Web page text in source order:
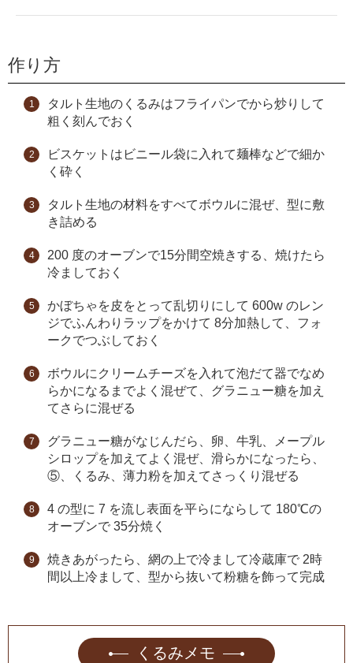
作り方
タルト生地のくるみはフライパンでから炒りして
粗く刻んでおく
ビスケットはビニール袋に入れて麺棒などで細か
く砕く
タルト生地の材料をすべてボウルに混ぜ、型に敷
き詰める
200 度のオーブンで15分間空焼きする、焼けたら
冷ましておく
かぼちゃを皮をとって乱切りにして 600w のレン
ジでふんわりラップをかけて 8分加熱して、フォ
ークでつぶしておく
ボウルにクリームチーズを入れて泡だて器でなめ
らかになるまでよく混ぜて、グラニュー糖を加え
てさらに混ぜる
グラニュー糖がなじんだら、卵、牛乳、メープル
シロップを加えてよく混ぜ、滑らかになったら、
⑤、くるみ、薄力粉を加えてさっくり混ぜる
4 の型に 7 を流し表面を平らにならして 180℃の
オーブンで 35分焼く
焼きあがったら、網の上で冷まして冷蔵庫で 2時
間以上冷まして、型から抜いて粉糖を飾って完成
くるみメモ